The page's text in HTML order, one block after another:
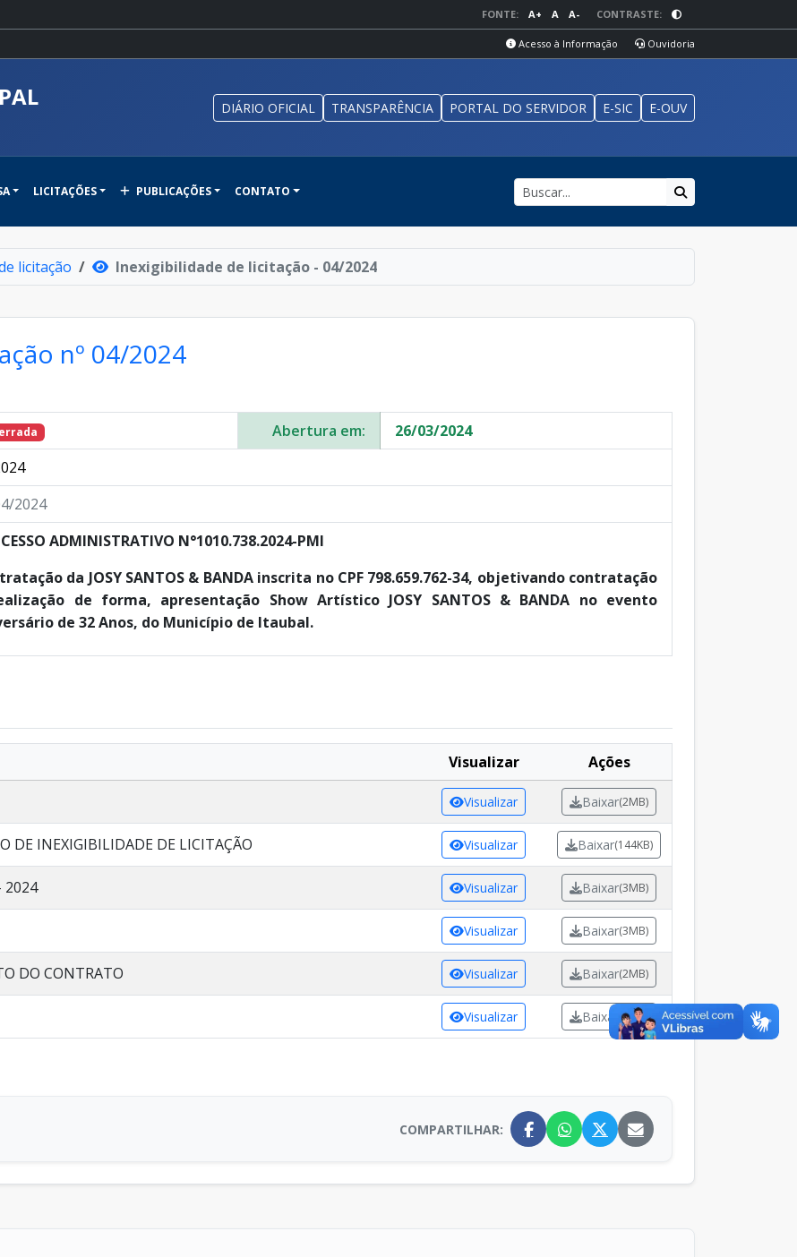
FONTE: A+ A A- CONTRASTE:
Acesso à Informação Ouvidoria
DIÁRIO OFICIAL TRANSPARÊNCIA PORTAL DO SERVIDOR E-SIC E-OUV
LICITAÇÕES PUBLICAÇÕES CONTATO
licitação Inexigibilidade de licitação - 04/2024
nº 04/2024
Abertura em:
26/03/2024
2024
ADMINISTRATIVO N°1010.738.2024-PMI
da JOSY SANTOS & BANDA inscrita no CPF 798.659.762-34, objetivando contratação
de forma, apresentação Show Artístico JOSY SANTOS & BANDA no evento
de 32 Anos, do Município de Itaubal.
Visualizar Ações
Visualizar Baixar(2MB)
DE INEXIGIBILIDADE DE LICITAÇÃO Visualizar Baixar(144KB)
2024 Visualizar Baixar(3MB)
Visualizar Baixar(3MB)
DO CONTRATO Visualizar Baixar(2MB)
Visualizar Baixar (5MB)
COMPARTILHAR: